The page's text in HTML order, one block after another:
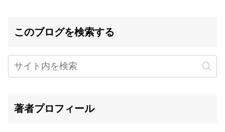
このブログを検索する
著者プロフィール